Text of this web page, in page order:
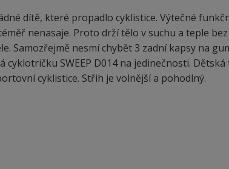
dítě, které propadlo cyklistice. Výtečné
nenasaje. Proto drží tělo v suchu a teple bez
Samozřejmě nesmí chybět 3 zadní kapsy na
SWEEP D014 na jedinečnosti. Dětská
cyklistice. Střih je volnější a pohodlný.